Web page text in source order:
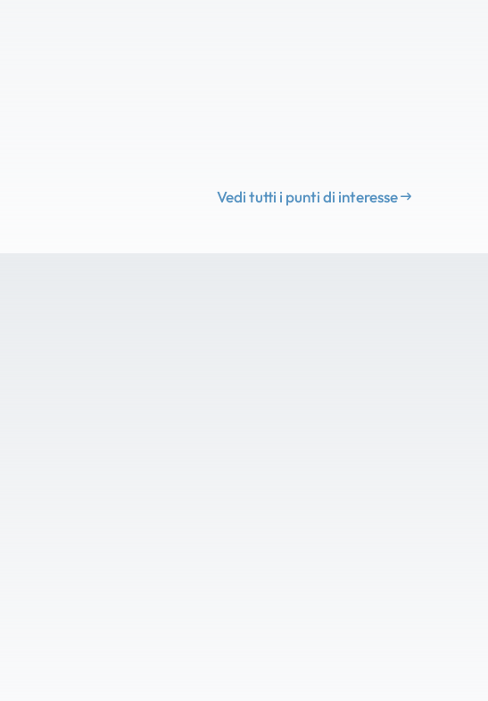
Vedi tutti i punti di interesse